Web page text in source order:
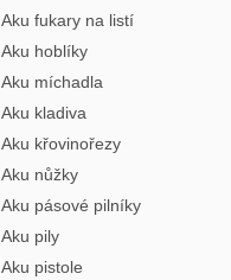
Aku fukary na listí
Aku hoblíky
Aku míchadla
Aku kladiva
Aku křovinořezy
Aku nůžky
Aku pásové pilníky
Aku pily
Aku pistole